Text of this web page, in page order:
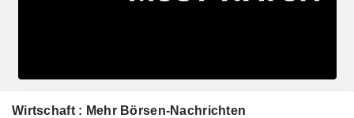
Wirtschaft : Mehr Börsen-Nachrichten